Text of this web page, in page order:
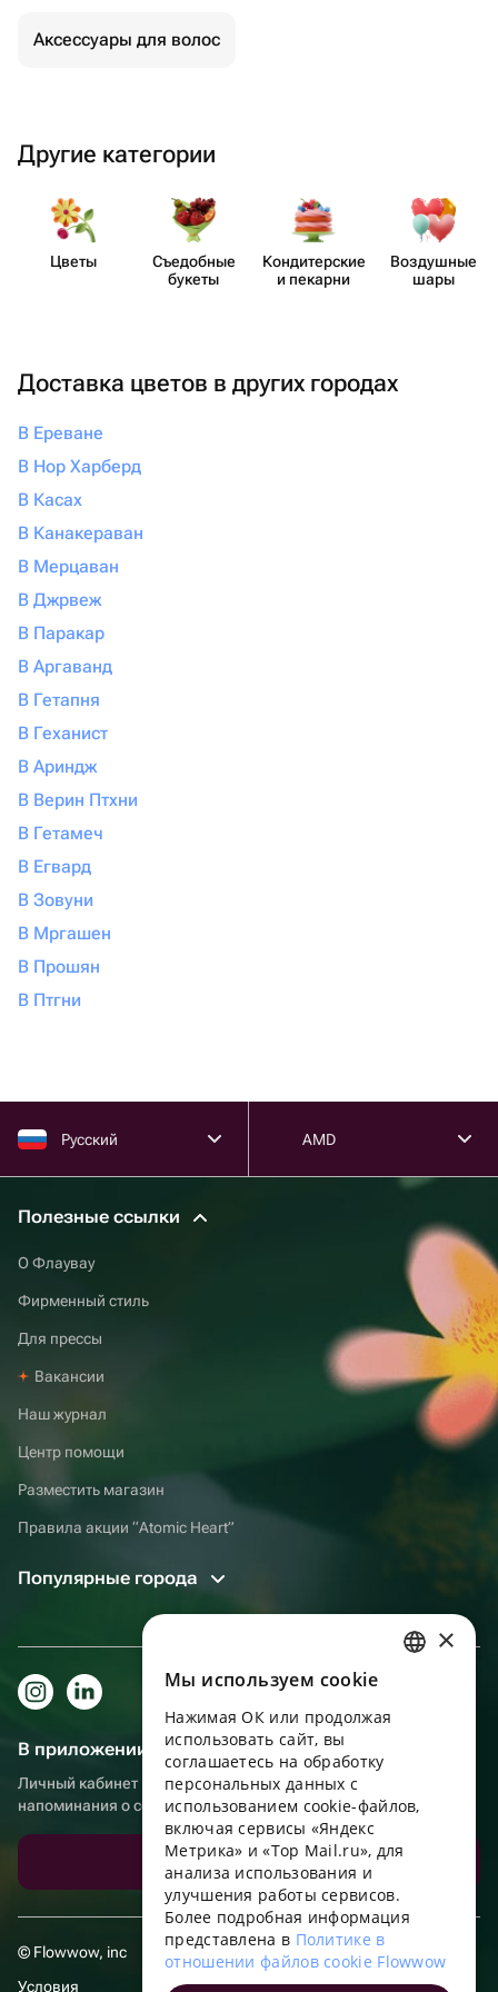
безупречно, смело обращайтесь
именно сюда. Вы точно не пожалеете!
Аксессуары для волос
Другие категории
Цветы
Съедобные
букеты
Кондит​ерские
и пекарни
Воздушные
шары
Доставка цветов в других городах
В Ереване
В Нор Харберд
В Касах
В Канакераван
В Мерцаван
В Джрвеж
В Паракар
В Аргаванд
В Гетапня
В Геханист
В Ариндж
В Верин Птхни
В Гетамеч
В Егвард
В Зовуни
В Мргашен
В Прошян
В Птгни
Русский AMD
Полезные ссылки
О Флаувау
Фирменный стиль
Для прессы
Вакансии
Наш журнал
Центр помощи
Разместить магазин
Правила акции “Atomic Heart”
Популярные города
В приложении еще удобнее!
Личный кабинет получателя, больше бонусов за покупки и
напоминания о событиях
Скачать приложение
© Flowwow, inc
Условия
ENGLISH
UKRAINIAN
PORTUGUESE
FRENCH
TURKISH
×
Мы используем сookie
Нажимая ОК или продолжая
использовать сайт, вы
соглашаетесь на обработку
персональных данных с
использованием cookie-файлов,
включая сервисы «Яндекс
Метрика» и «Top Mail.ru», для
анализа использования и
улучшения работы сервисов.
Более подробная информация
представлена в Политике в
отношении файлов cookie Flowwow